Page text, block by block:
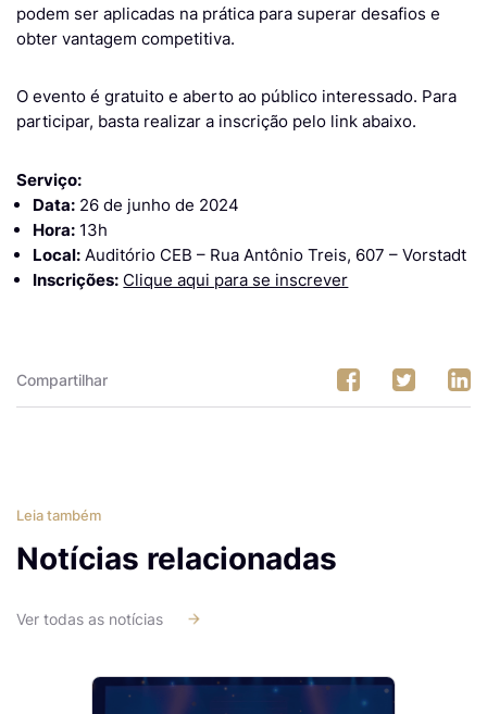
podem ser aplicadas na prática para superar desafios e
obter vantagem competitiva.
O evento é gratuito e aberto ao público interessado. Para
participar, basta realizar a inscrição pelo link abaixo.
Serviço:
Data: 26 de junho de 2024
Hora: 13h
Local: Auditório CEB – Rua Antônio Treis, 607 – Vorstadt
Inscrições: Clique aqui para se inscrever
Compartilhar
Leia também
Notícias relacionadas
Ver todas as notícias